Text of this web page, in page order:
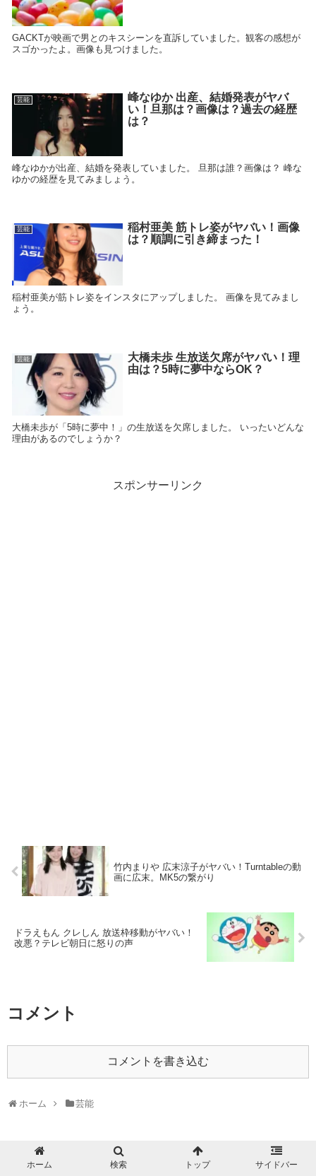
GACKTが映画で男とのキスシーンを直訴していました。観客の感想が
スゴかったよ。画像も見つけました。
芸能
峰なゆか 出産、結婚発表がヤバ
い！旦那は？画像は？過去の経歴
は？
峰なゆかが出産、結婚を発表していました。 旦那は誰？画像は？ 峰な
ゆかの経歴を見てみましょう。
芸能
稲村亜美 筋トレ姿がヤバい！画像
は？順調に引き締まった！
稲村亜美が筋トレ姿をインスタにアップしました。 画像を見てみまし
ょう。
芸能
大橋未歩 生放送欠席がヤバい！理
由は？5時に夢中ならOK？
大橋未歩が「5時に夢中！」の生放送を欠席しました。 いったいどんな
理由があるのでしょうか？
スポンサーリンク
竹内まりや 広末涼子がヤバい！Turntableの動
画に広末。MK5の繋がり
ドラえもん クレしん 放送枠移動がヤバい！
改悪？テレビ朝日に怒りの声
コメント
コメントを書き込む
ホーム 芸能
ホーム 検索 トップ サイドバー